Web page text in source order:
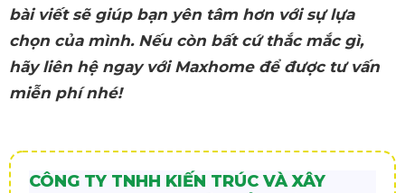
bài viết sẽ giúp bạn yên tâm hơn với sự lựa
chọn của mình. Nếu còn bất cứ thắc mắc gì,
hãy liên hệ ngay với Maxhome để được tư vấn
miễn phí nhé!
CÔNG TY TNHH KIẾN TRÚC VÀ XÂY